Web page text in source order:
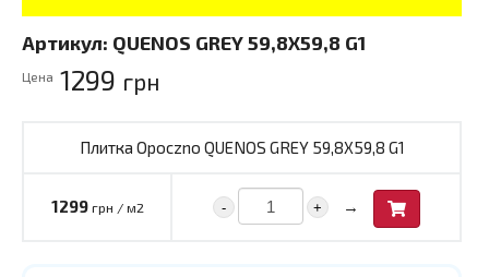
Артикул: QUENOS GREY 59,8X59,8 G1
Цена 1299 грн
Плитка Opoczno QUENOS GREY 59,8X59,8 G1
1299 грн / м2 - + →